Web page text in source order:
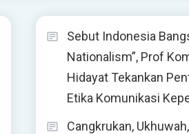
Sebut Indonesia
Nationalism”, Prof
Hidayat Tekankan
Etika Komunikasi
Cangkrukan,